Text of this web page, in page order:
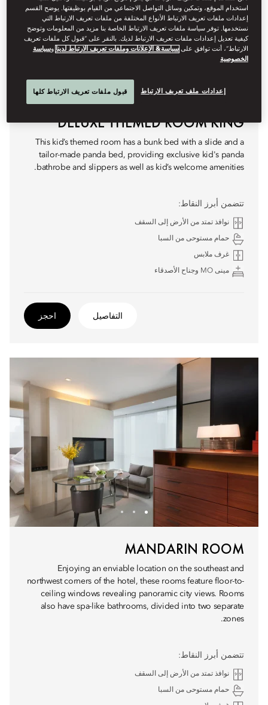
DELUXE THEMED ROOM KING
This kid’s themed room has a bunk bed with a slide and a
tailor-made panda bed, providing exclusive kid's panda
bathrobe and slippers as well as kid’s welcome amenities.
تتضمن أبرز النقاط:
نوافذ تمتد من الأرض إلى السقف
حمام مستوحى من السبا
غرف ملابس
مينى MO وجناح الأصدقاء
التفاصيل احجز
MANDARIN ROOM
Enjoying an enviable location on the southeast and
northwest corners of the hotel, these rooms feature floor-to-
ceiling windows revealing panoramic city views. Rooms
also have spa-like bathrooms, divided into two separate
zones.
تتضمن أبرز النقاط:
نوافذ تمتد من الأرض إلى السقف
حمام مستوحى من السبا
استخدام الموقع، وتمكين وسائل التواصل الاجتماعي من القيام بوظيفتها. يوضح القسم
إعدادات ملفات تعريف الارتباط الأنواع المختلفة من ملفات تعريف الارتباط التي
نستخدمها. توفر سياسة ملفات تعريف الارتباط الخاصة بنا مزيد من المعلومات وتوضح
كيفية تعديل إعدادات ملفات تعريف الارتباط لديك. بالنقر على “قبول كل ملفات تعريف
الارتباط”، أنت توافق علىسياسة& الإعلانات وملفات تعريف الارتباط لدينا وسياسة
الخصوصية
إعدادات ملف تعريف الارتباط قبول ملفات تعريف الارتباط كلها